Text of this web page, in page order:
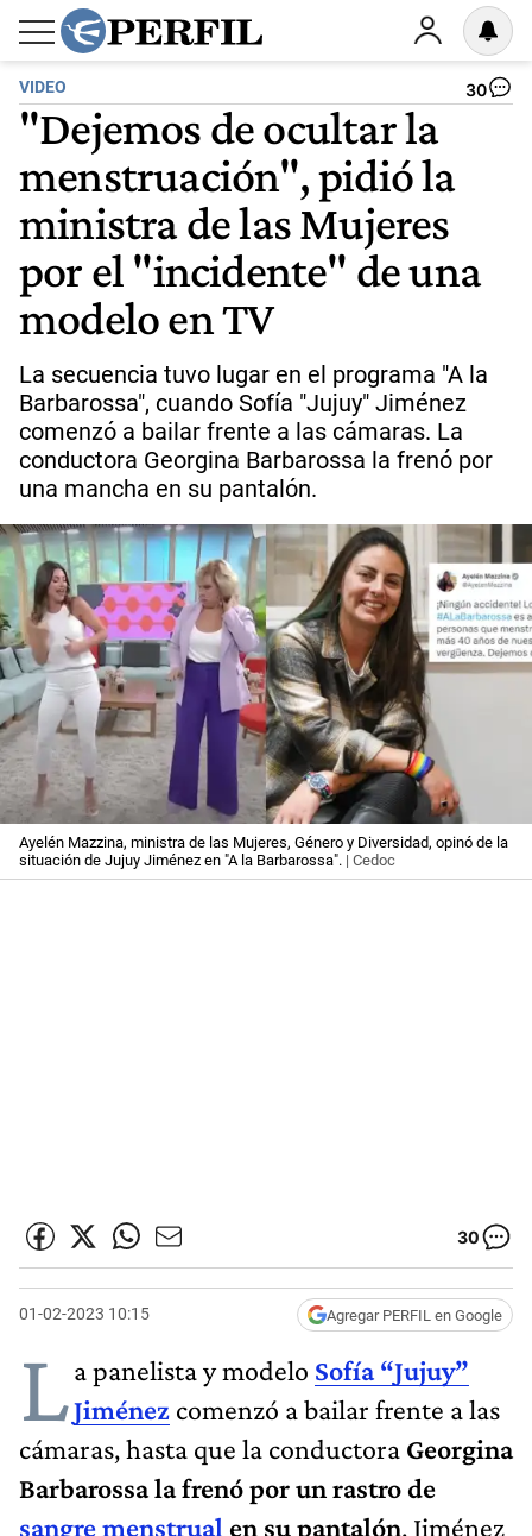
VIDEO 30
"Dejemos de ocultar la
menstruación", pidió la
ministra de las Mujeres
por el "incidente" de una
modelo en TV
La secuencia tuvo lugar en el programa "A la
Barbarossa", cuando Sofía "Jujuy" Jiménez
comenzó a bailar frente a las cámaras. La
conductora Georgina Barbarossa la frenó por
una mancha en su pantalón.
Ayelén Mazzina, ministra de las Mujeres, Género y Diversidad, opinó de la
situación de Jujuy Jiménez en "A la Barbarossa". | Cedoc
30
01-02-2023 10:15 Agregar PERFIL en Google
La panelista y modelo Sofía “Jujuy”
Jiménez comenzó a bailar frente a las
cámaras, hasta que la conductora Georgina
Barbarossa la frenó por un rastro de
sangre menstrual en su pantalón. Jiménez